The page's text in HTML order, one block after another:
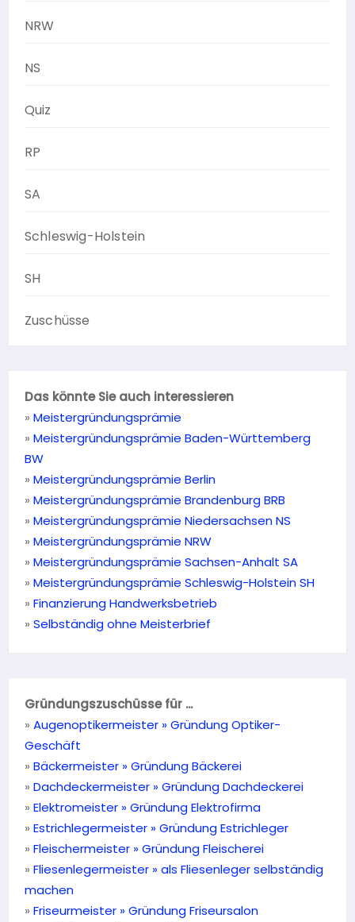
NRW
NS
Quiz
RP
SA
Schleswig-Holstein
SH
Zuschüsse
Das könnte Sie auch interessieren
» Meistergründungsprämie
» Meistergründungsprämie Baden-Württemberg
BW
» Meistergründungsprämie Berlin
» Meistergründungsprämie Brandenburg BRB
» Meistergründungsprämie Niedersachsen NS
» Meistergründungsprämie NRW
» Meistergründungsprämie Sachsen-Anhalt SA
» Meistergründungsprämie Schleswig-Holstein SH
» Finanzierung Handwerksbetrieb
» Selbständig ohne Meisterbrief
Gründungszuschüsse für ...
» Augenoptikermeister » Gründung Optiker-
Geschäft
» Bäckermeister » Gründung Bäckerei
» Dachdeckermeister » Gründung Dachdeckerei
» Elektromeister » Gründung Elektrofirma
» Estrichlegermeister » Gründung Estrichleger
» Fleischermeister » Gründung Fleischerei
» Fliesenlegermeister » als Fliesenleger selbständig
machen
» Friseurmeister » Gründung Friseursalon